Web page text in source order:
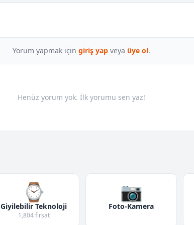
Yorum yapmak için giriş yap veya üye ol.
Henüz yorum yok. İlk yorumu sen yaz!
⌚
Giyilebilir Teknoloji
1,804 fırsat
📷
Foto-Kamera